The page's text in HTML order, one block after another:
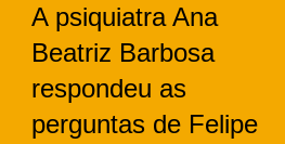
A psiquiatra Ana
Beatriz Barbosa
respondeu as
perguntas de Felipe